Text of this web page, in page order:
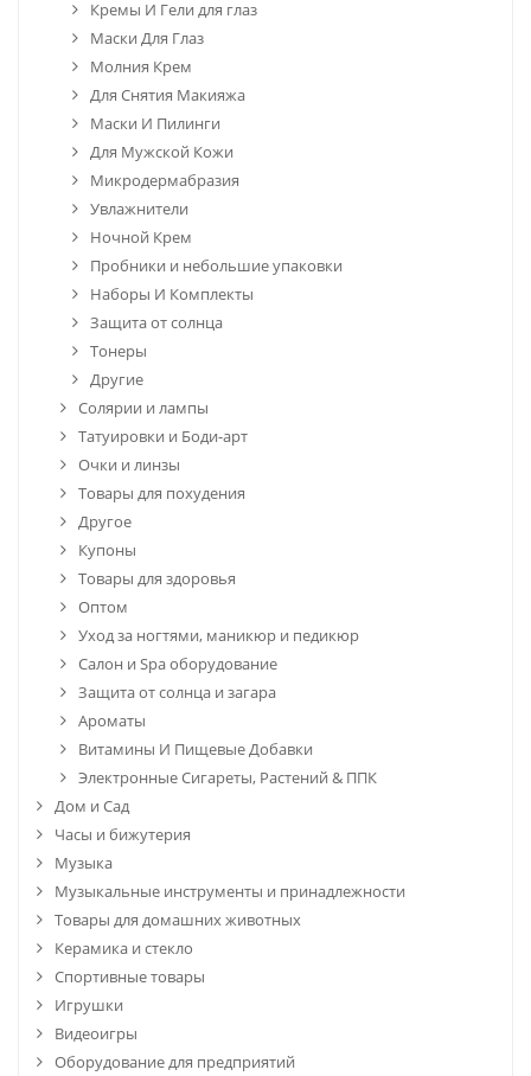
Кремы И Гели для глаз
Маски Для Глаз
Молния Крем
Для Снятия Макияжа
Маски И Пилинги
Для Мужской Кожи
Микродермабразия
Увлажнители
Ночной Крем
Пробники и небольшие упаковки
Наборы И Комплекты
Защита от солнца
Тонеры
Другие
Солярии и лампы
Татуировки и Боди-арт
Очки и линзы
Товары для похудения
Другое
Купоны
Товары для здоровья
Оптом
Уход за ногтями, маникюр и педикюр
Салон и Spa оборудование
Защита от солнца и загара
Ароматы
Витамины И Пищевые Добавки
Электронные Сигареты, Растений & ППК
Дом и Сад
Часы и бижутерия
Музыка
Музыкальные инструменты и принадлежности
Товары для домашних животных
Керамика и стекло
Спортивные товары
Игрушки
Видеоигры
Оборудование для предприятий